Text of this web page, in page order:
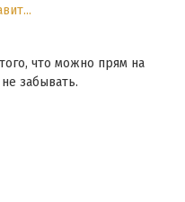
что можно прям на
забывать.